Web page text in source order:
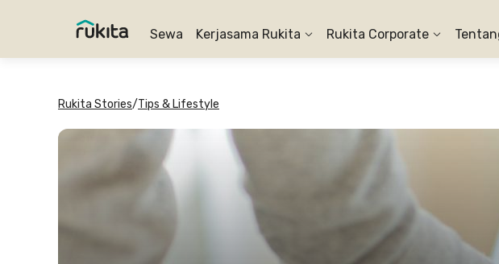
Sewa Kerjasama Rukita Rukita Corporate
Rukita Stories/Tips & Lifestyle